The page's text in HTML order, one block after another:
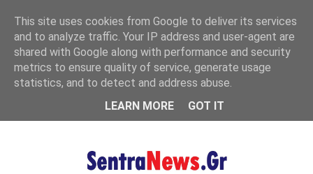
MENU
This site uses cookies from Google to deliver its services
and to analyze traffic. Your IP address and user-agent are
shared with Google along with performance and security
metrics to ensure quality of service, generate usage
statistics, and to detect and address abuse.
LEARN MORE
GOT IT